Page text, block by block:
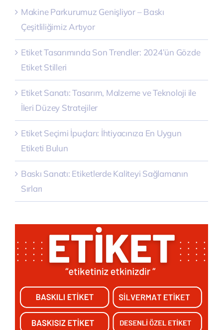
Makine Parkurumuz Genişliyor – Baskı
Çeşitliliğimiz Artıyor
Etiket Tasarımında Son Trendler: 2024’ün Gözde
Etiket Stilleri
Etiket Sanatı: Tasarım, Malzeme ve Teknoloji ile
İleri Düzey Stratejiler
Etiket Seçimi İpuçları: İhtiyacınıza En Uygun
Etiketi Bulun
Baskı Sanatı: Etiketlerde Kaliteyi Sağlamanın
Sırları